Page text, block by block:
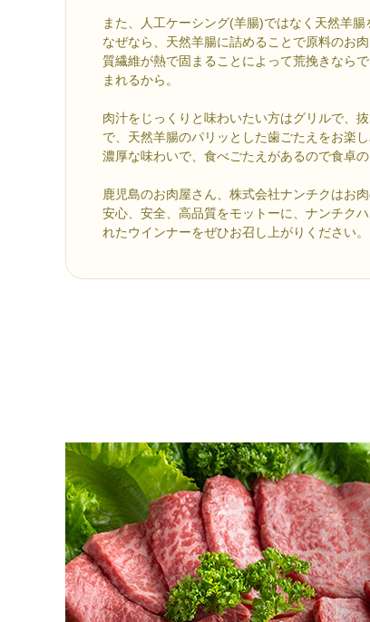
また、人工ケーシング(羊腸)ではなく天然羊腸
なぜなら、天然羊腸に詰めることで原料のお
質繊維が熱で固まることによって荒挽きなら
まれるから。
肉汁をじっくりと味わいたい方はグリルで、
で、天然羊腸のパリッとした歯ごたえをお楽し
濃厚な味わいで、食べごたえがあるので食卓
鹿児島のお肉屋さん、株式会社ナンチクはお肉
安心、安全、高品質をモットーに、ナンチク
れたウインナーをぜひお召し上がりください。